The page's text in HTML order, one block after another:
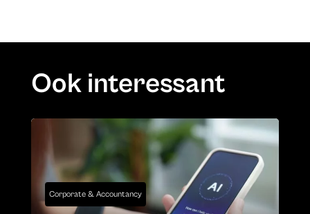
Ook interessant
Corporate & Accountancy